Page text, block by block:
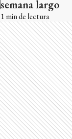
semana largo
1 min de lectura